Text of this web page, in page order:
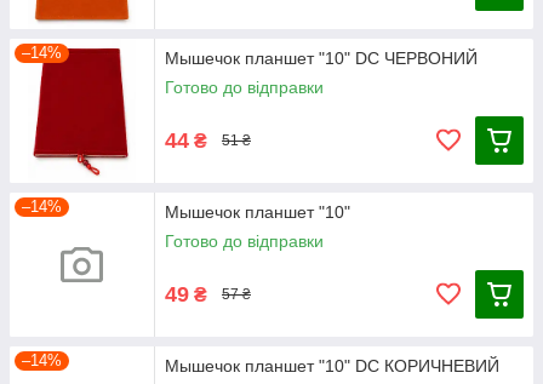
–14%
Мышечок планшет "10" DC ЧЕРВОНИЙ
Готово до відправки
44 ₴ 51 ₴
–14%
Мышечок планшет "10"
Готово до відправки
49 ₴ 57 ₴
–14%
Мышечок планшет "10" DC КОРИЧНЕВИЙ